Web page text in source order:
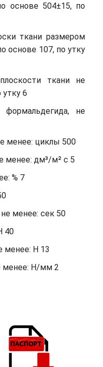
основе 504±15, по
ткани размером
основе 107, по утку
ткани не
утку 6
формальдегида, не
менее: циклы 500
менее: дм³/м² с 5
% 7
менее: сек 50
40
менее: H 13
менее: Н/мм 2